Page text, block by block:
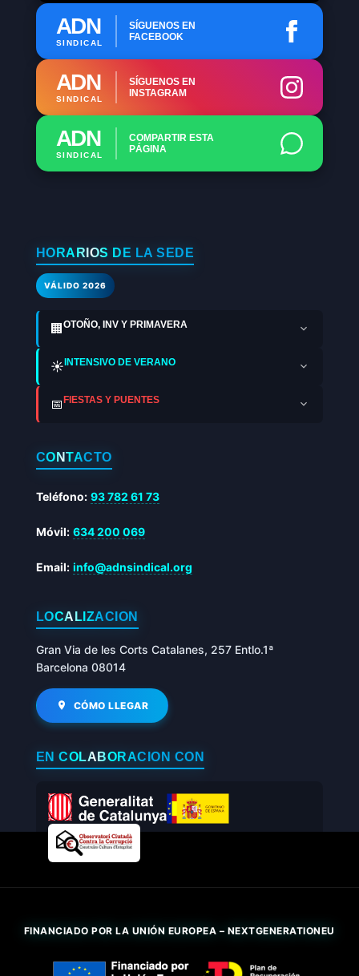
ADN
SINDICAL
SÍGUENOS EN
FACEBOOK
ADN
SINDICAL
SÍGUENOS EN
INSTAGRAM
ADN
SINDICAL
COMPARTIR ESTA
PÁGINA
HORARIOS DE LA SEDE
VÁLIDO 2026
🏢OTOÑO, INV Y PRIMAVERA
☀️ INTENSIVO DE VERANO
📅 FIESTAS Y PUENTES
CONTACTO
Teléfono: 93 782 61 73
Móvil: 634 200 069
Email: info@adnsindical.org
LOCALIZACIÓN
Gran Via de les Corts Catalanes, 257 Entlo.1ª
Barcelona 08014
CÓMO LLEGAR
EN COLABORACIÓN CON
FINANCIADO POR LA UNIÓN EUROPEA – NEXTGENERATIONEU